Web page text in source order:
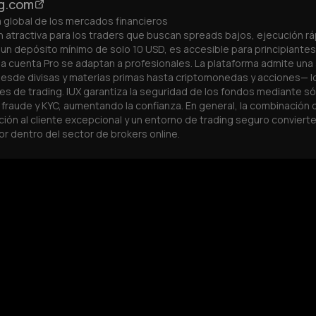
y análisis de mercado
utilizan estrategias algorítmicas —que
IUX es una opción convincente. Como bróker
gracias a más de 25 proveedores, una
mínimo. Estas características, junto
que muchos competidores, hacen que IUX sea
ventaja competitiva.
global de los mercados financieros
atractiva para los traders que buscan spreads bajos, ejecución
depósito mínimo de solo 10 USD, es accesible para
cuenta Pro se adaptan a profesionales. La plataforma admite una
divisas y materias primas hasta criptomonedas y acciones—
de trading. IUX garantiza la seguridad de los fondos mediante
y KYC, aumentando la confianza. En general, la combinación
al cliente excepcional y un entorno de trading seguro convierte
dentro del sector de brokers online.
Centro de inteligencia de trading multi-activo
Lo que más me llamó la atención durante mis
de IUX. Sus spreads están entre los más bajos
Trader integrado con los gráficos de TradingView,
Trade. También es compatible con MetaTrader 5
mínimos bajos y un apalancamiento de hasta